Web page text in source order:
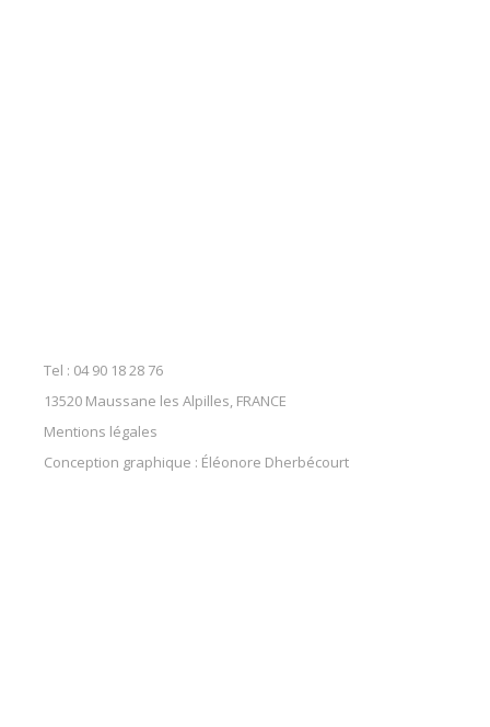
Tel : 04 90 18 28 76
13520 Maussane les Alpilles, FRANCE
Mentions légales
Conception graphique : Éléonore Dherbécourt